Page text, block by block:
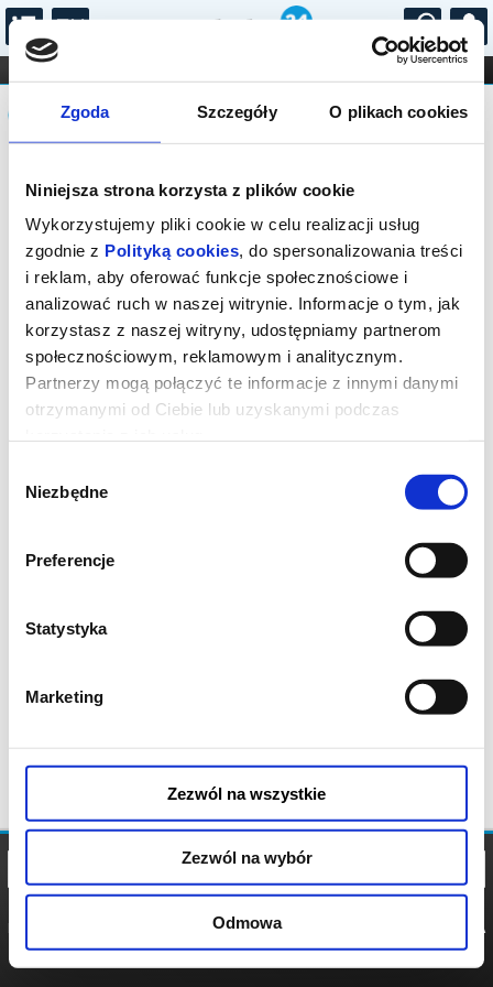
Zgoda Szczegóły O plikach cookies
Niniejsza strona korzysta z plików cookie
Wykorzystujemy pliki cookie w celu realizacji usług
zgodnie z Polityką cookies, do spersonalizowania treści
i reklam, aby oferować funkcje społecznościowe i
analizować ruch w naszej witrynie. Informacje o tym, jak
korzystasz z naszej witryny, udostępniamy partnerom
społecznościowym, reklamowym i analitycznym.
Partnerzy mogą połączyć te informacje z innymi danymi
otrzymanymi od Ciebie lub uzyskanymi podczas
zgody
Niezbędne
Preferencje
Statystyka
Marketing
Zezwól na wszystkie
Zezwól na wybór
Odmowa
...
FILHARMONIA OPERA I BALET
STAND-UP
DLA DZIECI
Komunikat
Sprzedaż on-line została zakończona,
sprawdź dostępność biletów w kasie.
POLITYKA
POLITYKA